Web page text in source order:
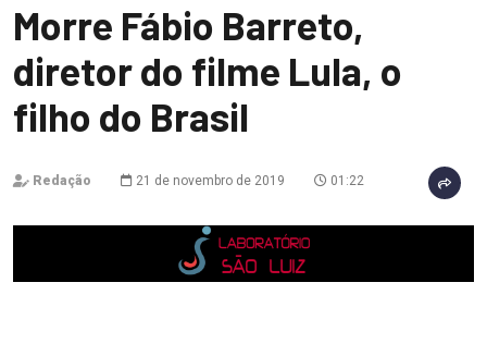
Morre Fábio Barreto,
diretor do filme Lula, o
filho do Brasil
Redação 21 de novembro de 2019 01:22